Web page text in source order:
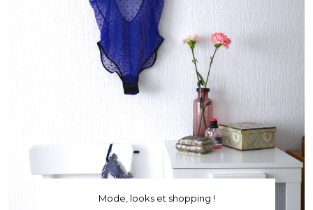
Mode, looks et shopping !